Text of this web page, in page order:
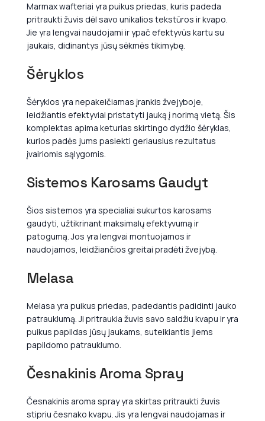
Marmax wafteriai yra puikus priedas, kuris padeda
pritraukti žuvis dėl savo unikalios tekstūros ir kvapo.
Jie yra lengvai naudojami ir ypač efektyvūs kartu su
jaukais, didinantys jūsų sėkmės tikimybę.
Šėryklos
Šėryklos yra nepakeičiamas įrankis žvejyboje,
leidžiantis efektyviai pristatyti jauką į norimą vietą. Šis
komplektas apima keturias skirtingo dydžio šėryklas,
kurios padės jums pasiekti geriausius rezultatus
įvairiomis sąlygomis.
Sistemos Karosams Gaudyt
Šios sistemos yra specialiai sukurtos karosams
gaudyti, užtikrinant maksimalų efektyvumą ir
patogumą. Jos yra lengvai montuojamos ir
naudojamos, leidžiančios greitai pradėti žvejybą.
Melasa
Melasa yra puikus priedas, padedantis padidinti jauko
patrauklumą. Ji pritraukia žuvis savo saldžiu kvapu ir yra
puikus papildas jūsų jaukams, suteikiantis jiems
papildomo patrauklumo.
Česnakinis Aroma Spray
Česnakinis aroma spray yra skirtas pritraukti žuvis
stipriu česnako kvapu. Jis yra lengvai naudojamas ir